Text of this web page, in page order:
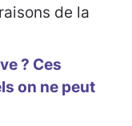
de la
? Ces
on ne peut